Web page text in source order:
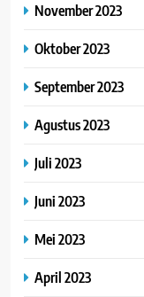
November 2023
Oktober 2023
September 2023
Agustus 2023
Juli 2023
Juni 2023
Mei 2023
April 2023